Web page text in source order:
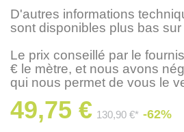
D'autres informations
sont disponibles plus bas
Le prix conseillé par le
€ le mètre, et nous avons
qui nous permet de vous le
49,75 € 130,90 €* -62%